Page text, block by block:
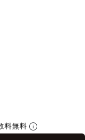
料無料